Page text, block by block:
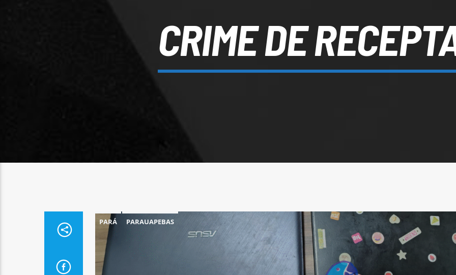
CRIME DE
PARÁ PARAUAPEBAS